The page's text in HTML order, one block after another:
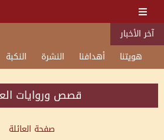
آخر الأخبار
هويتنا
أهدافنا النشرة النكبة
قصص وروايات
صفحة العائلة